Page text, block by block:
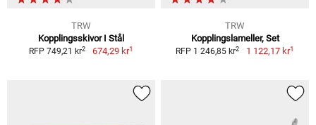
TRW
Kopplingsskivor I Stål
RFP 749,21 kr2 674,29 kr1
TRW
Kopplingslameller, Set
RFP 1 246,85 kr2 1 122,17 kr1